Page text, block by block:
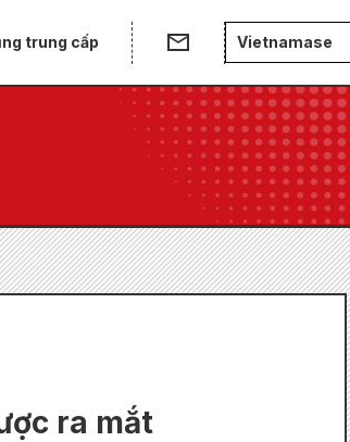
trung cấp Vietnamase
ra mắt